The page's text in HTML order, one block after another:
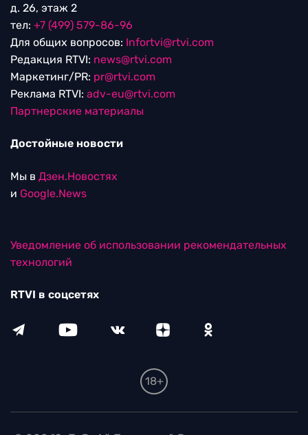
д. 26, этаж 2
тел: +7 (499) 579-86-96
Для общих вопросов: Infortvi@rtvi.com
Редакция RTVI: news@rtvi.com
Маркетинг/PR: pr@rtvi.com
Реклама RTVI: adv-eu@rtvi.com
Партнерские материалы
Достойные новости
Мы в Дзен.Новостях
и Google.News
Уведомление об использовании рекомендательных
технологий
RTVI в соцсетях
18+